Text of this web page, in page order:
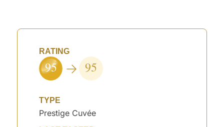
RATING
95 95
TYPE
Prestige Cuvée